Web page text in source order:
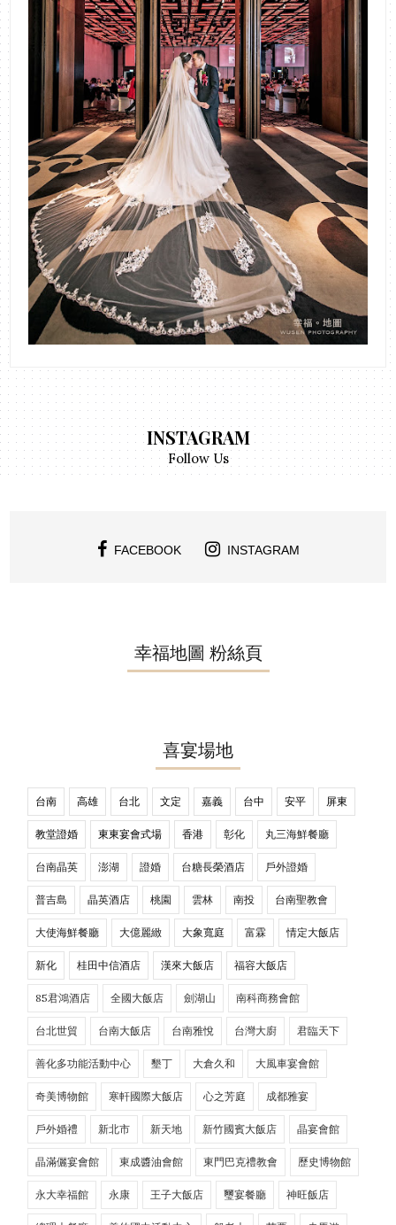
INSTAGRAM
Follow Us
FACEBOOK INSTAGRAM
幸福地圖 粉絲頁
喜宴場地
台南 高雄 台北 文定 嘉義 台中 安平 屏東
教堂證婚 東東宴會式場 香港 彰化 丸三海鮮餐廳
台南晶英 澎湖 證婚 台糖長榮酒店 戶外證婚
普吉島 晶英酒店 桃園 雲林 南投 台南聖教會
大使海鮮餐廳 大億麗緻 大象寬庭 富霖 情定大飯店
新化 桂田中信酒店 漢來大飯店 福容大飯店
85君鴻酒店 全國大飯店 劍湖山 南科商務會館
台北世貿 台南大飯店 台南雅悅 台灣大廚 君臨天下
善化多功能活動中心 墾丁 大倉久和 大風車宴會館
奇美博物館 寒軒國際大飯店 心之芳庭 成都雅宴
戶外婚禮 新北市 新天地 新竹國賓大飯店 晶宴會館
晶滿儷宴會館 東成醬油會館 東門巴克禮教會 歷史博物館
永大幸福館 永康 王子大飯店 璽宴餐廳 神旺飯店